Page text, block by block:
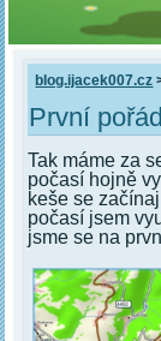
blog.ijacek007.cz
První
Tak máme za
počasí hojně
keše se
počasí jsem
jsme se na